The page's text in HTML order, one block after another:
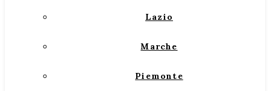
Lazio
Marche
Piemonte